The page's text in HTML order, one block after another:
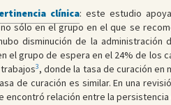
clínica: este estudio
sólo en el grupo en el que se
disminución de la administración
el grupo de espera en el 24% de los
3, donde la tasa de curación
de curación es similar. En una
encontró relación entre la